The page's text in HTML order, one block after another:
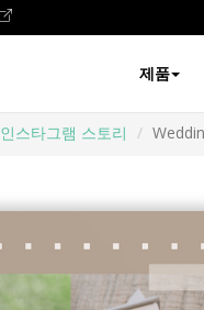
제품
인스타그램 스토리